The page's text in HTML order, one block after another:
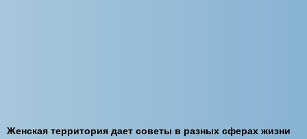
Женская территория дает советы в разных сферах жизни